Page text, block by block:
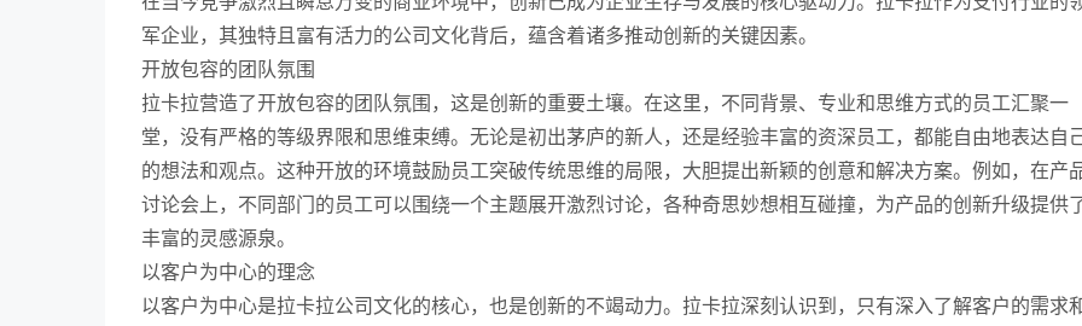
军企业，其独特且富有活力的公司文化背后，蕴含着诸多推动创新的关键因素。
开放包容的团队氛围
拉卡拉营造了开放包容的团队氛围，这是创新的重要土壤。在这里，不同背景、专业和思维方式的员工汇聚一
堂，没有严格的等级界限和思维束缚。无论是初出茅庐的新人，还是经验丰富的资深员工，都能自由地表达自
的想法和观点。这种开放的环境鼓励员工突破传统思维的局限，大胆提出新颖的创意和解决方案。例如，在产
讨论会上，不同部门的员工可以围绕一个主题展开激烈讨论，各种奇思妙想相互碰撞，为产品的创新升级提供
丰富的灵感源泉。
以客户为中心的理念
以客户为中心是拉卡拉公司文化的核心，也是创新的不竭动力。拉卡拉深刻认识到，只有深入了解客户的需求